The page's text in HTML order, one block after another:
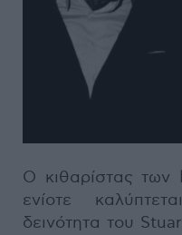
Ο κιθαρίστας των
ενίοτε
δεινότητα του